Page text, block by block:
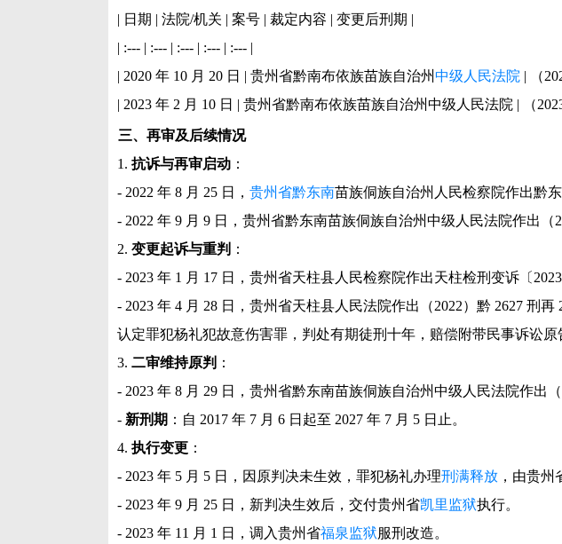
| 日期 | 法院/机关 | 案号 | 裁定内容 | 变更后刑期 |
| :--- | :--- | :--- | :--- | :--- |
| 2020 年 10 月 20 日 | 贵州省黔南布依族苗族自治州中级人民法院 | （
| 2023 年 2 月 10 日 | 贵州省黔南布依族苗族自治州中级人民法院 | （
三、再审及后续情况
1. 抗诉与再审启动 ：
- 2022 年 8 月 25 日， 贵州省黔东南苗族侗族自治州人民检察院作出黔
- 2022 年 9 月 9 日，贵州省黔东南苗族侗族自治州中级人民法院作出（
2. 变更起诉与重判 ：
- 2023 年 1 月 17 日，贵州省天柱县人民检察院作出天柱检刑变诉〔
- 2023 年 4 月 28 日，贵州省天柱县人民法院作出（2022）黔 2627 刑
认定罪犯杨礼犯故意伤害罪，判处有期徒刑十年，赔偿附带民事诉讼原
3. 二审维持原判 ：
- 2023 年 8 月 29 日，贵州省黔东南苗族侗族自治州中级人民法院作出
- 新刑期 ：自 2017 年 7 月 6 日起至 2027 年 7 月 5 日止。
4. 执行变更 ：
- 2023 年 5 月 5 日，因原判决未生效，罪犯杨礼办理刑满释放 ，由贵州
- 2023 年 9 月 25 日，新判决生效后，交付贵州省凯里监狱执行。
- 2023 年 11 月 1 日，调入贵州省福泉监狱服刑改造。